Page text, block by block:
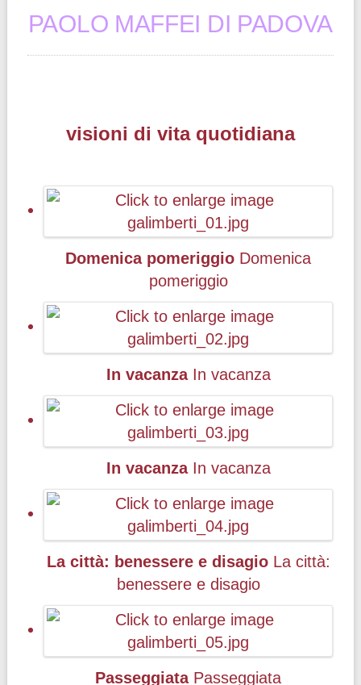
PAOLO MAFFEI DI PADOVA
visioni di vita quotidiana
Domenica pomeriggio Domenica
pomeriggio
In vacanza In vacanza
In vacanza In vacanza
La città: benessere e disagio La città:
benessere e disagio
Passeggiata Passeggiata